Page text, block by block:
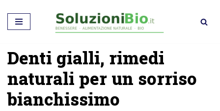
Vai
contenuto
Denti gialli, rimedi
naturali per un sorriso
bianchissimo